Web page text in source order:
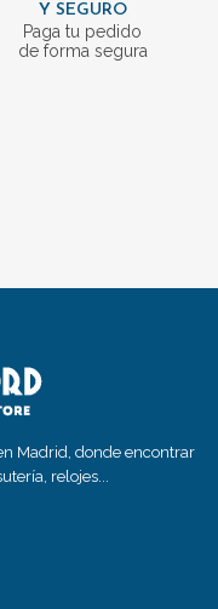
Y SEGURO
Paga tu pedido
de forma segura
Madrid, donde encontrar
relojes...